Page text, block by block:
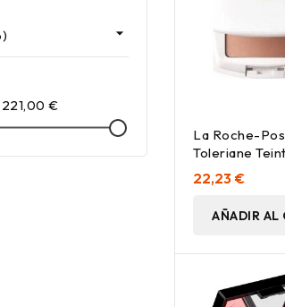

€
La Roche-
Toleriane
Beige Claro
9,5G
22,23 €
AÑADIR AL